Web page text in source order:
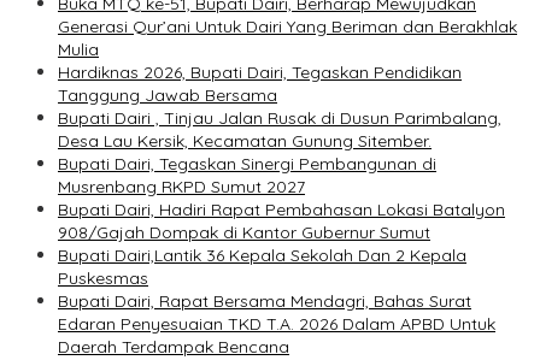
Generasi Qur’ani Untuk Dairi Yang Beriman dan Berakhlak
Mulia
Hardiknas 2026, Bupati Dairi, Tegaskan Pendidikan
Tanggung Jawab Bersama
Bupati Dairi , Tinjau Jalan Rusak di Dusun Parimbalang,
Desa Lau Kersik, Kecamatan Gunung Sitember.
Bupati Dairi, Tegaskan Sinergi Pembangunan di
Musrenbang RKPD Sumut 2027
Bupati Dairi, Hadiri Rapat Pembahasan Lokasi Batalyon
908/Gajah Dompak di Kantor Gubernur Sumut
Bupati Dairi,Lantik 36 Kepala Sekolah Dan 2 Kepala
Puskesmas
Bupati Dairi, Rapat Bersama Mendagri, Bahas Surat
Edaran Penyesuaian TKD T.A. 2026 Dalam APBD Untuk
Daerah Terdampak Bencana